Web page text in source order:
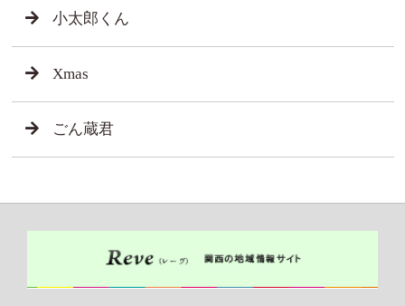
小太郎くん
Xmas
ごん蔵君